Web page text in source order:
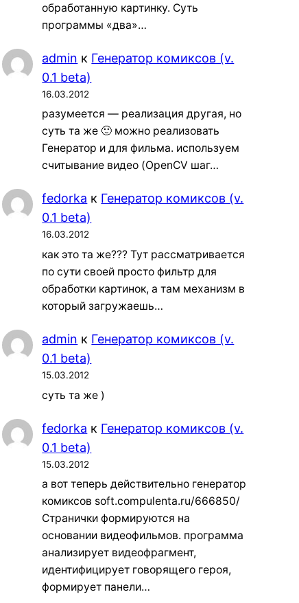
обработанную картинку. Суть
программы «два»…
admin к Генератор комиксов (v.
0.1 beta)
16.03.2012
разумеется — реализация другая, но
суть та же 🙂 можно реализовать
Генератор и для фильма. используем
считывание видео (OpenCV шаг…
fedorka к Генератор комиксов (v.
0.1 beta)
16.03.2012
как это та же??? Тут рассматривается
по сути своей просто фильтр для
обработки картинок, а там механизм в
который загружаешь…
admin к Генератор комиксов (v.
0.1 beta)
15.03.2012
суть та же )
fedorka к Генератор комиксов (v.
0.1 beta)
15.03.2012
а вот теперь действительно генератор
комиксов soft.compulenta.ru/666850/
Странички формируются на
основании видеофильмов. программа
анализирует видеофрагмент,
идентифицирует говорящего героя,
формирует панели…